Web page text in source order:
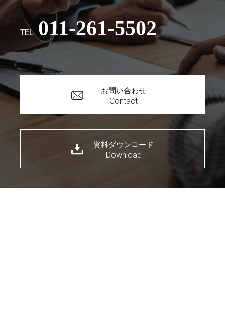
TEL 011-261-5502
お問い合わせ
Contact
資料ダウンロード
Download